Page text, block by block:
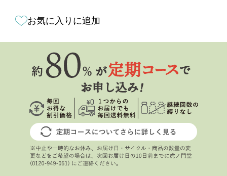
お気に入りに追加